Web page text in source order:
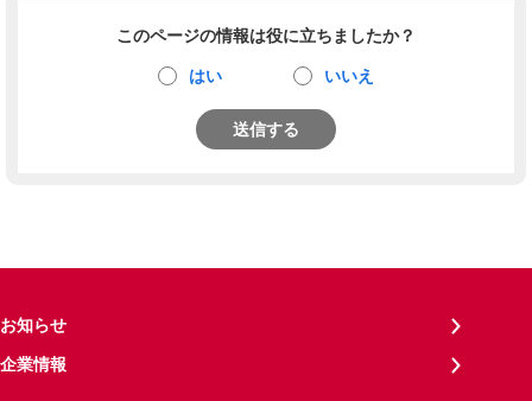
このページの情報は役に立ちましたか？
はい いいえ
送信する
お知らせ
企業情報